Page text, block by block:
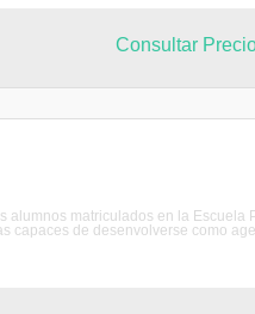
Consultar
matriculados en la Escuela
capaces de desenvolverse como